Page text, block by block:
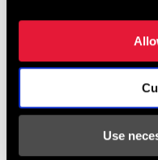
Use
95-4018-009-100 Safety
Suspension EEU
Ελληνικά, Română,
231 KB